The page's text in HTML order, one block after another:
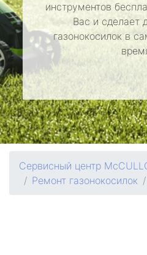
инструментов
Вас и сделает
газонокосилок в
Сервисный центр
Ремонт газонокосилок